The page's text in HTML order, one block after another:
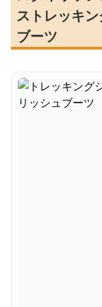
ストレッキ
ブーツ